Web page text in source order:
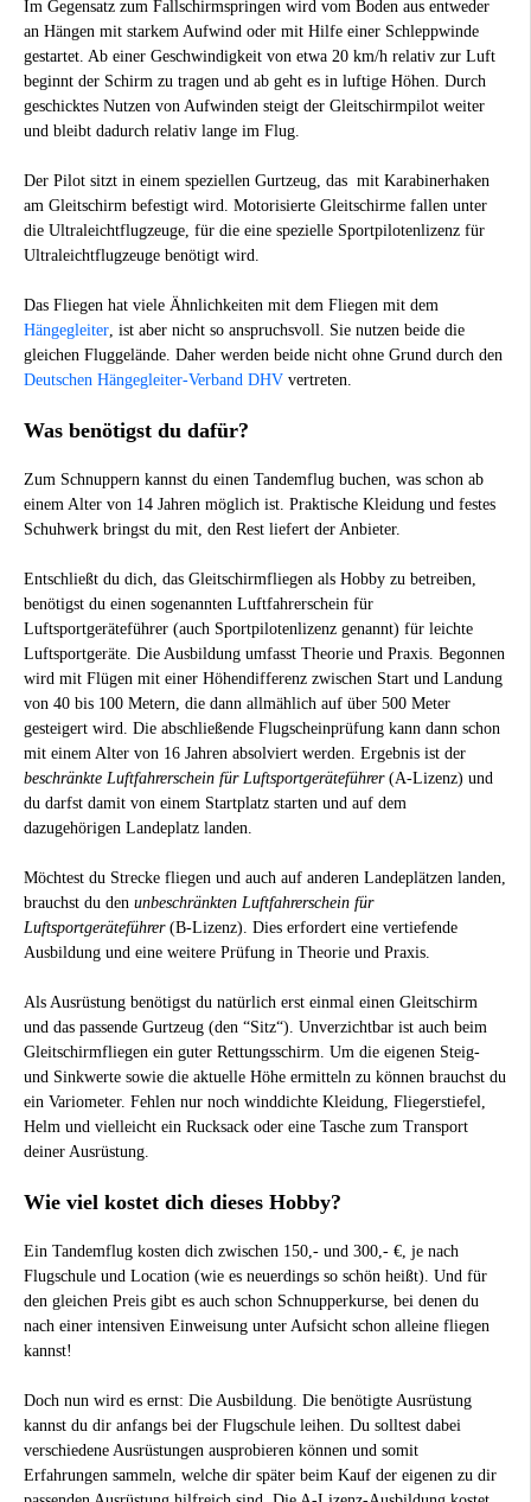
Im Gegensatz zum Fallschirmspringen wird vom Boden aus entweder
an Hängen mit starkem Aufwind oder mit Hilfe einer Schleppwinde
gestartet. Ab einer Geschwindigkeit von etwa 20 km/h relativ zur Luft
beginnt der Schirm zu tragen und ab geht es in luftige Höhen. Durch
geschicktes Nutzen von Aufwinden steigt der Gleitschirmpilot weiter
und bleibt dadurch relativ lange im Flug.
Der Pilot sitzt in einem speziellen Gurtzeug, das mit Karabinerhaken
am Gleitschirm befestigt wird. Motorisierte Gleitschirme fallen unter
die Ultraleichtflugzeuge, für die eine spezielle Sportpilotenlizenz für
Ultraleichtflugzeuge benötigt wird.
Das Fliegen hat viele Ähnlichkeiten mit dem Fliegen mit dem
Hängegleiter , ist aber nicht so anspruchsvoll. Sie nutzen beide die
gleichen Fluggelände. Daher werden beide nicht ohne Grund durch den
Deutschen Hängegleiter-Verband DHV vertreten.
Was benötigst du dafür?
Zum Schnuppern kannst du einen Tandemflug buchen, was schon ab
einem Alter von 14 Jahren möglich ist. Praktische Kleidung und festes
Schuhwerk bringst du mit, den Rest liefert der Anbieter.
Entschließt du dich, das Gleitschirmfliegen als Hobby zu betreiben,
benötigst du einen sogenannten Luftfahrerschein für
Luftsportgeräteführer (auch Sportpilotenlizenz genannt) für leichte
Luftsportgeräte. Die Ausbildung umfasst Theorie und Praxis. Begonnen
wird mit Flügen mit einer Höhendifferenz zwischen Start und Landung
von 40 bis 100 Metern, die dann allmählich auf über 500 Meter
gesteigert wird. Die abschließende Flugscheinprüfung kann dann schon
mit einem Alter von 16 Jahren absolviert werden. Ergebnis ist der
beschränkte Luftfahrerschein für Luftsportgeräteführer(A-Lizenz) und
du darfst damit von einem Startplatz starten und auf dem
dazugehörigen Landeplatz landen.
Möchtest du Strecke fliegen und auch auf anderen Landeplätzen landen,
brauchst du den unbeschränkten Luftfahrerschein für
Luftsportgeräteführer(B-Lizenz). Dies erfordert eine vertiefende
Ausbildung und eine weitere Prüfung in Theorie und Praxis.
Als Ausrüstung benötigst du natürlich erst einmal einen Gleitschirm
und das passende Gurtzeug (den “Sitz“). Unverzichtbar ist auch beim
Gleitschirmfliegen ein guter Rettungsschirm. Um die eigenen Steig-
und Sinkwerte sowie die aktuelle Höhe ermitteln zu können brauchst du
ein Variometer. Fehlen nur noch winddichte Kleidung, Fliegerstiefel,
Helm und vielleicht ein Rucksack oder eine Tasche zum Transport
deiner Ausrüstung.
Wie viel kostet dich dieses Hobby?
Ein Tandemflug kosten dich zwischen 150,- und 300,- €, je nach
Flugschule und Location (wie es neuerdings so schön heißt). Und für
den gleichen Preis gibt es auch schon Schnupperkurse, bei denen du
nach einer intensiven Einweisung unter Aufsicht schon alleine fliegen
kannst!
Doch nun wird es ernst: Die Ausbildung. Die benötigte Ausrüstung
kannst du dir anfangs bei der Flugschule leihen. Du solltest dabei
verschiedene Ausrüstungen ausprobieren können und somit
Erfahrungen sammeln, welche dir später beim Kauf der eigenen zu dir